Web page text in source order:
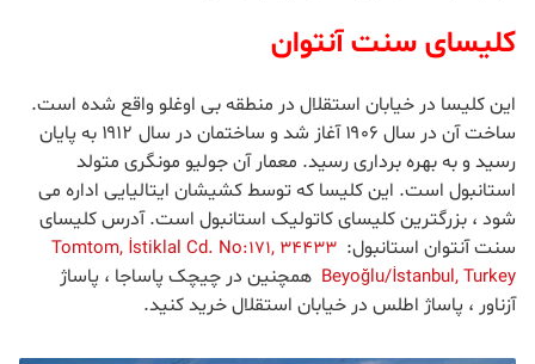
کلیسای سنت آنتوان
این کلیسا در خیابان استقلال در منطقه بی اوغلو واقع شده است.
ساخت آن در سال ۱۹۰۶ آغاز شد و ساختمان در سال ۱۹۱۲ به پایان
رسید و به بهره برداری رسید. معمار آن جولیو مونگری متولد
استانبول است. این کلیسا که توسط کشیشان ایتالیایی اداره می
شود ، بزرگترین کلیسای کاتولیک استانبول است. آدرس کلیسای
سنت آنتوان استانبول: Tomtom, İstiklal Cd. No:171, 34433
Beyoğlu/İstanbul, Turkey همچنین در چیچک پاساجا ، پاساژ
آزناور ، پاساژ اطلس در خیابان استقلال خرید کنید.